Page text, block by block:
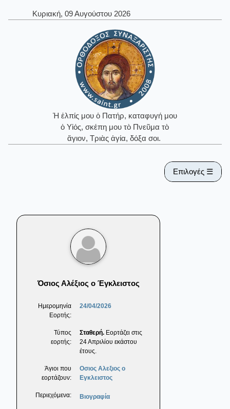
Κυριακή, 09 Αυγούστου 2026
Ἡ ἐλπίς μου ὁ Πατήρ, καταφυγή μου
ὁ Υἱός, σκέπη μου τὸ Πνεῦμα τὸ
ἅγιον, Τριὰς ἁγία, δόξα σοι.
Επιλογές ☰
Όσιος Αλέξιος ο Έγκλειστος
Ημερομηνία
Εορτής:
24/04/2026
Τύπος
εορτής:
Σταθερή. Εορτάζει στις
24 Απριλίου εκάστου
έτους.
Άγιοι που
εορτάζουν:
Οσιος Αλεξιος ο
Εγκλειστος
Περιεχόμενα: Βιογραφία